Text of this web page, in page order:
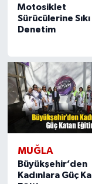
Motosiklet
Sürücülerine Sıkı
Denetim
MUĞLA
Büyükşehir’den
Kadınlara Güç